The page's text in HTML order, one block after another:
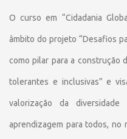
O curso em “Cidadania
âmbito do projeto “Desafios
como pilar para a construção
tolerantes e inclusivas” e
valorização da
aprendizagem para todos,